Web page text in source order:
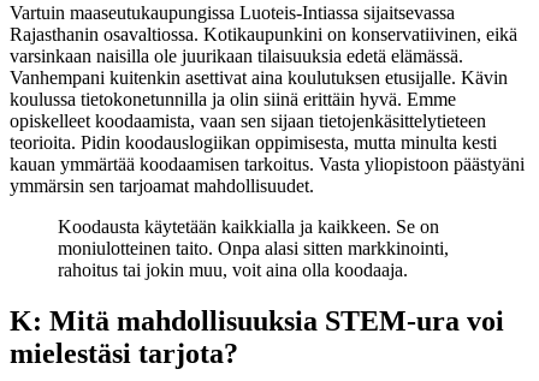
Vartuin maaseutukaupungissa Luoteis-Intiassa sijaitsevassa
Rajasthanin osavaltiossa. Kotikaupunkini on konservatiivinen, eikä
varsinkaan naisilla ole juurikaan tilaisuuksia edetä elämässä.
Vanhempani kuitenkin asettivat aina koulutuksen etusijalle. Kävin
koulussa tietokonetunnilla ja olin siinä erittäin hyvä. Emme
opiskelleet koodaamista, vaan sen sijaan tietojenkäsittelytieteen
teorioita. Pidin koodauslogiikan oppimisesta, mutta minulta kesti
kauan ymmärtää koodaamisen tarkoitus. Vasta yliopistoon päästyäni
ymmärsin sen tarjoamat mahdollisuudet.
Koodausta käytetään kaikkialla ja kaikkeen. Se on
moniulotteinen taito. Onpa alasi sitten markkinointi,
rahoitus tai jokin muu, voit aina olla koodaaja.
K: Mitä mahdollisuuksia STEM-ura voi
mielestäsi tarjota?